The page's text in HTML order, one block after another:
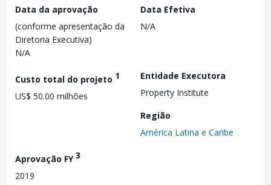
Data da aprovação
(conforme apresentação da
Diretoria Executiva)
N/A
Data Efetiva
N/A
Custo total do projeto 1
US$ 50.00 milhões
Entidade Executora
Property Institute
Região
América Latina e Caribe
Aprovação FY3
2019